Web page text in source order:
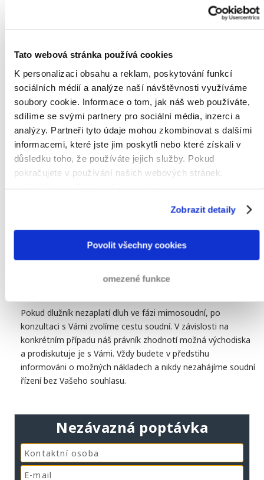
Tato webová stránka používá cookies
K personalizaci obsahu a reklam, poskytování funkcí
sociálních médií a analýze naší návštěvnosti využíváme
soubory cookie. Informace o tom, jak náš web používáte,
sdílíme se svými partnery pro sociální média, inzerci a
analýzy. Partneři tyto údaje mohou zkombinovat s dalšími
informacemi, které jste jim poskytli nebo které získali v
důsledku toho, že používáte jejich služby. Pokud
pokračujete v používání našich webových stránek,
Zobrazit detaily
Povolit všechny cookies
omezené funkce
Obecně můžeme proces vymáhání pohledávky rozdělit na dvě
je účast soudu nevyhnutelná. Jako právní kancelář Vám můžeme
pomoci v obou výše uvedených etapách. Většina pohledávek je
uspokojena již ve fázi mimosoudní.
1. Mimosoudní inkaso
V zásadě zahajujeme proces vymáhání pohledávky vždy
nejdříve mimosoudní cestou. Upomeneme dlužníka a
vyzveme jej k uhrazení pohledávky. Vždy se pokusíme nalézt
zastoupen lokálním právníkem. Ten mluví stejným jazykem
soudní proceduru. Právě tento moment je často motivační a
vede k uhrazení dluhu.
Pokud dlužník nezaplatí dluh ve fázi mimosoudní, po
konzultaci s Vámi zvolíme cestu soudní. V závislosti na
konkrétním případu náš právník zhodnotí možná východiska
a prodiskutuje je s Vámi. Vždy budete v předstihu
informováni o možných nákladech a nikdy nezahájíme soudní
řízení bez Vašeho souhlasu.
Nezávazná poptávka